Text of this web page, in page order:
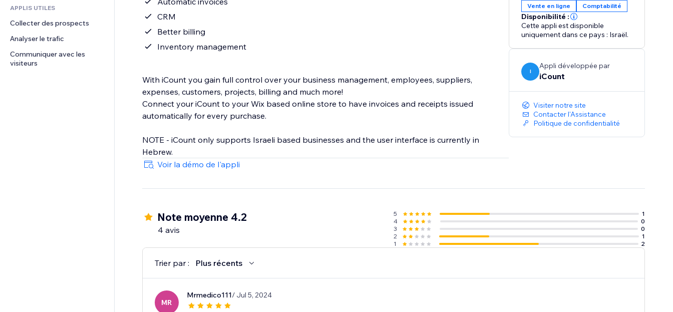
APPLIS UTILES
Collecter des prospects
Analyser le trafic
Communiquer avec les
visiteurs
CRM
Better billing
Inventory management
With iCount you gain full control over your business management, employees, suppliers,
expenses, customers, projects, billing and much more!
Connect your iCount to your Wix based online store to have invoices and receipts issued
automatically for every purchase.
NOTE - iCount only supports Israeli based businesses and the user interface is currently in
Hebrew.
Voir la démo de l'appli
Vente en ligne Comptabilité
Disponibilité :
Cette appli est disponible
uniquement dans ce pays : Israël.
I
Appli développée par
iCount
Visiter notre site
Contacter l'Assistance
Politique de confidentialité
Note moyenne 4.2
4 avis
5
1
4
0
3
0
2
1
1
2
Trier par : Plus récents
MR
Mrmedico111/ Jul 5, 2024